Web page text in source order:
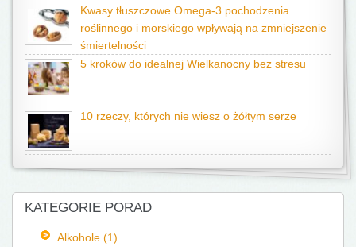
Kwasy tłuszczowe Omega-3 pochodzenia
roślinnego i morskiego wpływają na zmniejszenie
śmiertelności
5 kroków do idealnej Wielkanocny bez stresu
10 rzeczy, których nie wiesz o żółtym serze
KATEGORIE PORAD
Alkohole (1)